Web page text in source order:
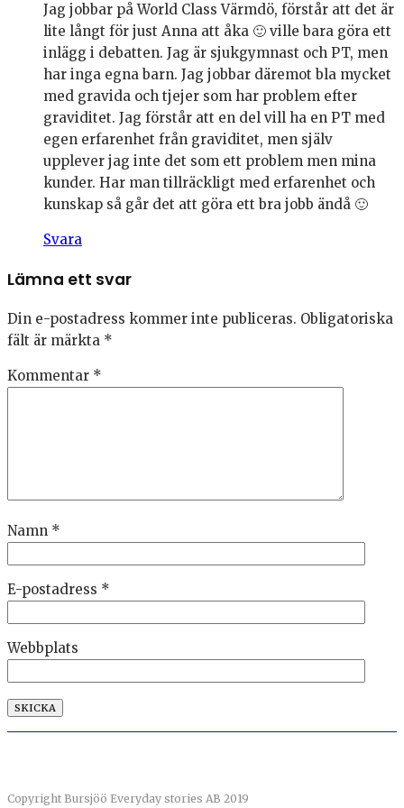
Jag jobbar på World Class Värmdö, förstår att det är
lite långt för just Anna att åka 🙂 ville bara göra ett
inlägg i debatten. Jag är sjukgymnast och PT, men
har inga egna barn. Jag jobbar däremot bla mycket
med gravida och tjejer som har problem efter
graviditet. Jag förstår att en del vill ha en PT med
egen erfarenhet från graviditet, men själv
upplever jag inte det som ett problem men mina
kunder. Har man tillräckligt med erfarenhet och
kunskap så går det att göra ett bra jobb ändå 🙂
Svara
Lämna ett svar
Din e-postadress kommer inte publiceras. Obligatoriska
fält är märkta *
Kommentar *
Namn *
E-postadress *
Webbplats
Copyright Bursjöö Everyday stories AB 2019